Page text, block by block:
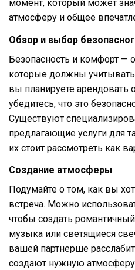
момент, который может
атмосферу и общее
Обзор и выбор
Безопасность и комфорт —
которые должны
вы планируете арендовать
убедитесь, что это
Существуют
предлагающие услуги для
их стоит рассмотреть как
Создание атмосферы
Подумайте о том, как вы
встреча. Можно
чтобы создать
музыка или светящиеся
вашей партнерше
создают нужную